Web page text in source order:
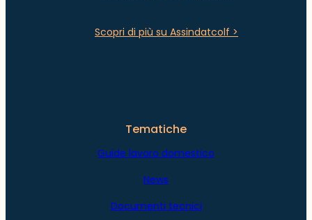
Scopri di più su Assindatcolf >
Tematiche
Guide lavoro domestico
News
Documenti tecnici